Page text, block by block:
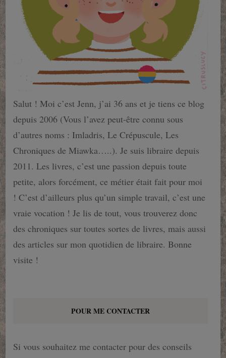
Salut ! Moi c’est Jenn, j’ai 36 ans et je tiens ce blog
depuis 2006 (Vous l’avez peut-être connu sous
d’autres noms : Imladris, Le Crépuscule, Les
Chroniques de Miawka…..). Je suis libraire depuis
2011. Les livres, c’est une passion depuis toute
petite, alors forcément, ce métier était fait pour moi
! C’est d’ailleurs plus qu’un simple travail, c’est une
vraie vocation ! Je lis de tout, vous trouverez donc
des chroniques sur toutes sortes de livres, mais aussi
des articles sur mon quotidien de libraire. Bonne
visite !
POUR ME CONTACTER
Si vous souhaitez me contacter pour des conseils